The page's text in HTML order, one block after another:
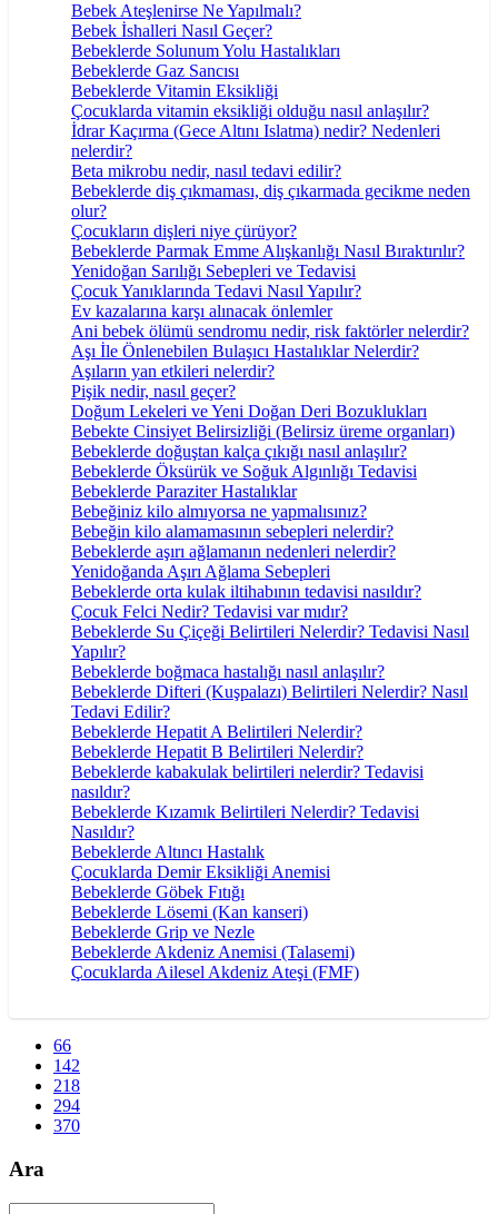
Bebek Ateşlenirse Ne Yapılmalı?
Bebek İshalleri Nasıl Geçer?
Bebeklerde Solunum Yolu Hastalıkları
Bebeklerde Gaz Sancısı
Bebeklerde Vitamin Eksikliği
Çocuklarda vitamin eksikliği olduğu nasıl anlaşılır?
İdrar Kaçırma (Gece Altını Islatma) nedir? Nedenleri
nelerdir?
Beta mikrobu nedir, nasıl tedavi edilir?
Bebeklerde diş çıkmaması, diş çıkarmada gecikme neden
olur?
Çocukların dişleri niye çürüyor?
Bebeklerde Parmak Emme Alışkanlığı Nasıl Bıraktırılır?
Yenidoğan Sarılığı Sebepleri ve Tedavisi
Çocuk Yanıklarında Tedavi Nasıl Yapılır?
Ev kazalarına karşı alınacak önlemler
Ani bebek ölümü sendromu nedir, risk faktörler nelerdir?
Aşı İle Önlenebilen Bulaşıcı Hastalıklar Nelerdir?
Aşıların yan etkileri nelerdir?
Pişik nedir, nasıl geçer?
Doğum Lekeleri ve Yeni Doğan Deri Bozuklukları
Bebekte Cinsiyet Belirsizliği (Belirsiz üreme organları)
Bebeklerde doğuştan kalça çıkığı nasıl anlaşılır?
Bebeklerde Öksürük ve Soğuk Algınlığı Tedavisi
Bebeklerde Paraziter Hastalıklar
Bebeğiniz kilo almıyorsa ne yapmalısınız?
Bebeğin kilo alamamasının sebepleri nelerdir?
Bebeklerde aşırı ağlamanın nedenleri nelerdir?
Yenidoğanda Aşırı Ağlama Sebepleri
Bebeklerde orta kulak iltihabının tedavisi nasıldır?
Çocuk Felci Nedir? Tedavisi var mıdır?
Bebeklerde Su Çiçeği Belirtileri Nelerdir? Tedavisi Nasıl
Yapılır?
Bebeklerde boğmaca hastalığı nasıl anlaşılır?
Bebeklerde Difteri (Kuşpalazı) Belirtileri Nelerdir? Nasıl
Tedavi Edilir?
Bebeklerde Hepatit A Belirtileri Nelerdir?
Bebeklerde Hepatit B Belirtileri Nelerdir?
Bebeklerde kabakulak belirtileri nelerdir? Tedavisi
nasıldır?
Bebeklerde Kızamık Belirtileri Nelerdir? Tedavisi
Nasıldır?
Bebeklerde Altıncı Hastalık
Çocuklarda Demir Eksikliği Anemisi
Bebeklerde Göbek Fıtığı
Bebeklerde Lösemi (Kan kanseri)
Bebeklerde Grip ve Nezle
Bebeklerde Akdeniz Anemisi (Talasemi)
Çocuklarda Ailesel Akdeniz Ateşi (FMF)
66
142
218
294
370
Ara